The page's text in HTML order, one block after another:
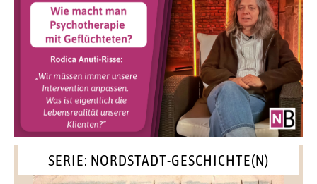
SERIE: NORDSTADT-GESCHICHTE(N)